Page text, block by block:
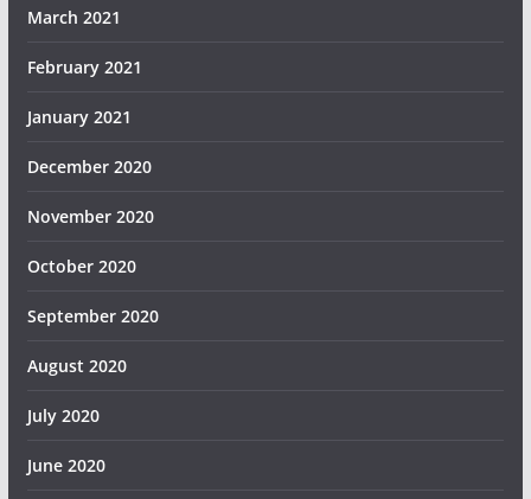
March 2021
February 2021
January 2021
December 2020
November 2020
October 2020
September 2020
August 2020
July 2020
June 2020